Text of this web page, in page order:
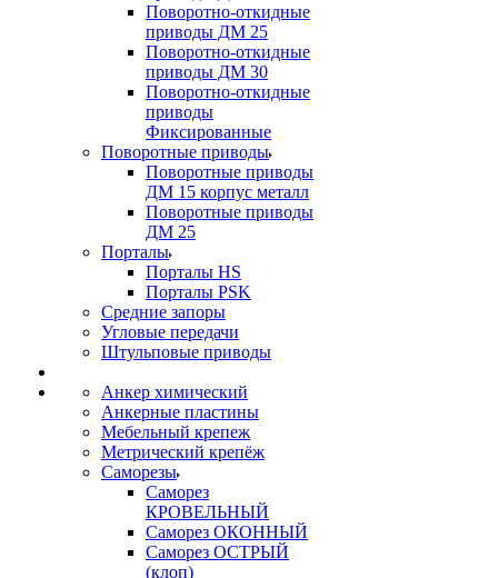
Поворотно-откидные
приводы ДМ 25
Поворотно-откидные
приводы ДМ 30
Поворотно-откидные
приводы
Фиксированные
Поворотные приводы
Поворотные приводы
ДМ 15 корпус металл
Поворотные приводы
ДМ 25
Порталы
Порталы HS
Порталы PSK
Средние запоры
Угловые передачи
Штульповые приводы
Анкер химический
Анкерные пластины
Мебельный крепеж
Метрический крепёж
Саморезы
Саморез
КРОВЕЛЬНЫЙ
Саморез ОКОННЫЙ
Саморез ОСТРЫЙ
(клоп)